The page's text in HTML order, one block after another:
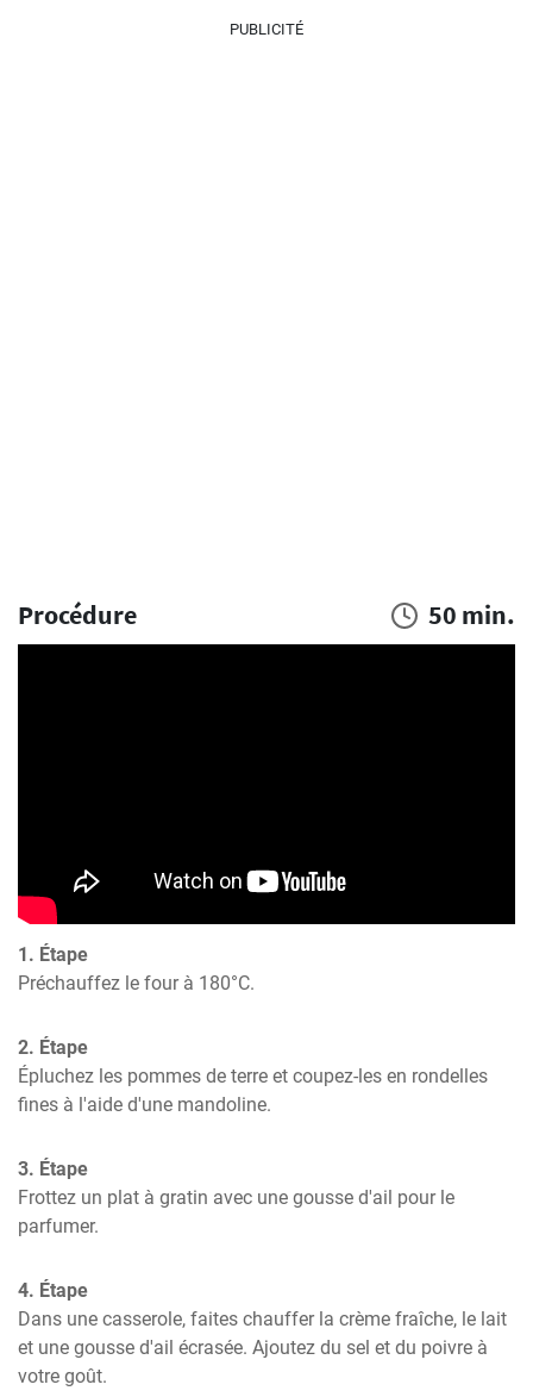
PUBLICITÉ
Procédure 50 min.
1. Étape
Préchauffez le four à 180°C.
2. Étape
Épluchez les pommes de terre et coupez-les en rondelles
fines à l'aide d'une mandoline.
3. Étape
Frottez un plat à gratin avec une gousse d'ail pour le
parfumer.
4. Étape
Dans une casserole, faites chauffer la crème fraîche, le lait
et une gousse d'ail écrasée. Ajoutez du sel et du poivre à
votre goût.